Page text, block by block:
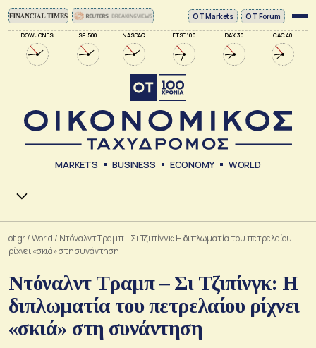
DOW JONES SP 500 NASDAQ FTSE 100 DAX 30 CAC 40
ΟΤ Markets OT Forum
MARKETS BUSINESS ECONOMY WORLD
Χ.Α.
ot.gr/World / Ντόναλντ Τραμπ – Σι Τζιπίνγκ: Η διπλωματία του πετρελαίου
ρίχνει «σκιά» στη συνάντηση
Ντόναλντ Τραμπ – Σι Τζιπίνγκ: Η
διπλωματία του πετρελαίου ρίχνει
«σκιά» στη συνάντηση